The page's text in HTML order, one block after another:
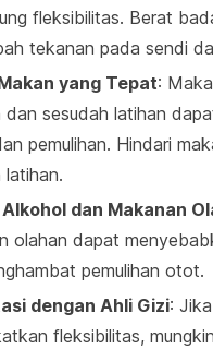
fleksibilitas. Berat
tekanan pada sendi
yang Tepat:
dan sesudah latihan
pemulihan. Hindari
latihan.
dan Makanan
olahan dapat
pemulihan otot.
dengan Ahli Gizi:
fleksibilitas,